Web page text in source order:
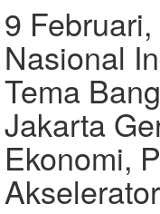
9
Nasional
Tema
Jakarta
Ekonomi,